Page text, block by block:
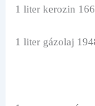
1 liter kerozin
1 liter gázolaj